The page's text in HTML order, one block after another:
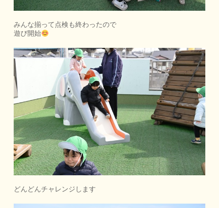
みんな揃って点検も終わったので
遊び開始
どんどんチャレンジします